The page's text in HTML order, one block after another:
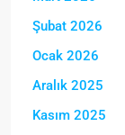
Şubat 2026
Ocak 2026
Aralık 2025
Kasım 2025